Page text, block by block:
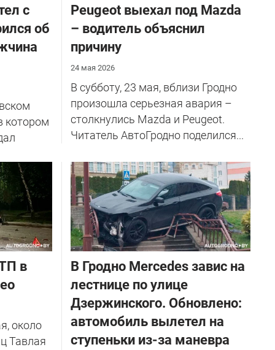
с
об
котором
Peugeot выехал под Mazda
– водитель объяснил
причину
24 мая 2026
В субботу, 23 мая, вблизи Гродно
произошла серьезная авария –
столкнулись Mazda и Peugeot.
Читатель АвтоГродно поделился...
в
около
Тавлая
В Гродно Mercedes завис на
лестнице по улице
Дзержинского. Обновлено:
автомобиль вылетел на
ступеньки из-за маневра